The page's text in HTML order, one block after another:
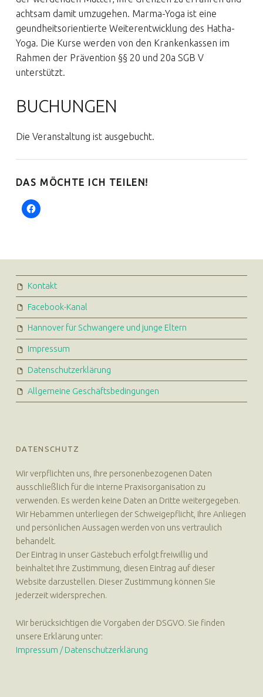
achtsam damit umzugehen. Marma-Yoga ist eine
geundheitsorientierte Weiterentwicklung des Hatha-
Yoga. Die Kurse werden von den Krankenkassen im
Rahmen der Prävention §§ 20 und 20a SGB V
unterstützt.
BUCHUNGEN
Die Veranstaltung ist ausgebucht.
DAS MÖCHTE ICH TEILEN!
FOOTER SIDEBAR
Kontakt
Facebook-Kanal
Hannover für Schwangere und junge Eltern
Impressum
Datenschutzerklärung
Allgemeine Geschäftsbedingungen
DATENSCHUTZ
Wir verpflichten uns, Ihre personenbezogenen Daten
ausschließlich für die interne Praxisorganisation zu
verwenden. Es werden keine Daten an Dritte weitergegeben.
Wir Hebammen unterliegen der Schweigepflicht, Ihre Anliegen
und persönlichen Aussagen werden von uns vertraulich
behandelt.
Der Eintrag in unser Gästebuch erfolgt freiwillig und
beinhaltet Ihre Zustimmung, diesen Eintrag auf dieser
Website darzustellen. Dieser Zustimmung können Sie
jederzeit widersprechen.
Wir berücksichtigen die Vorgaben der DSGVO. Sie finden
unsere Erklärung unter:
Impressum / Datenschutzerklärung